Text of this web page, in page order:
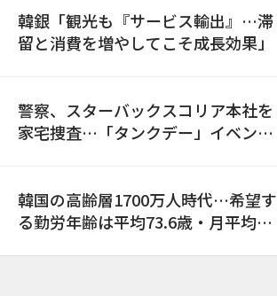
韓銀「観光も『サービス輸出』…滞
留と消費を増やしてこそ成長効果」
警察、スターバックスコリア本社を
家宅捜査…「タンクデー」イベント
韓国の高齢層1700万人時代…希望す
る勤労年齢は平均73.6歳・月平均賃